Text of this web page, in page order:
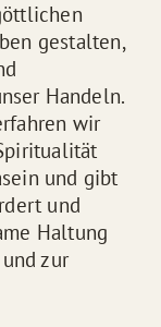
gestalten,
Handeln.
wir
und gibt
und
Haltung
zur